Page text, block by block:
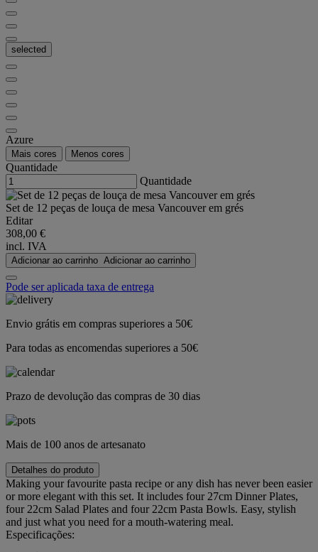
selected
Azure
Mais cores Menos cores
Quantidade
Quantidade
Set de 12 peças de louça de mesa Vancouver em grés
Editar
308,00 €
incl. IVA
Adicionar ao carrinho Adicionar ao carrinho
Pode ser aplicada taxa de entrega
Envio grátis em compras superiores a 50€
Para todas as encomendas superiores a 50€
Prazo de devolução das compras de 30 dias
Mais de 100 anos de artesanato
Detalhes do produto
Making your favourite pasta recipe or any dish has never been easier
or more elegant with this set. It includes four 27cm Dinner Plates,
four 22cm Salad Plates and four 22cm Pasta Bowls. Easy, stylish
and just what you need for a mouth-watering meal.
Especificações: